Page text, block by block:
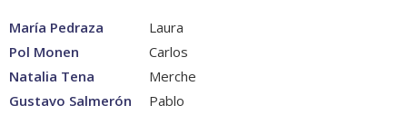
María Pedraza
Laura
Pol Monen
Carlos
Natalia Tena
Merche
Gustavo Salmerón
Pablo